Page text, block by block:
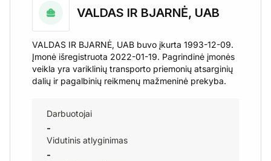
VALDAS IR BJARNĖ, UAB
VALDAS IR BJARNĖ, UAB buvo įkurta 1993-12-09.
Įmonė išregistruota 2022-01-19. Pagrindinė įmonės
veikla yra variklinių transporto priemonių atsarginių
dalių ir pagalbinių reikmenų mažmeninė prekyba.
Darbuotojai
-
Vidutinis atlyginimas
-